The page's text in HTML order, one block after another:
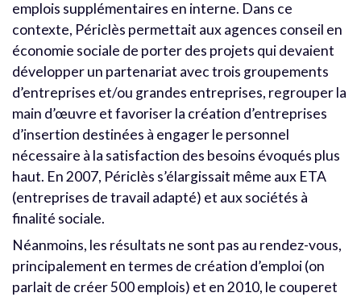
emplois supplémentaires en interne. Dans ce
contexte, Périclès permettait aux agences conseil en
économie sociale de porter des projets qui devaient
développer un partenariat avec trois groupements
d’entreprises et/ou grandes entreprises, regrouper la
main d’œuvre et favoriser la création d’entreprises
d’insertion destinées à engager le personnel
nécessaire à la satisfaction des besoins évoqués plus
haut. En 2007, Périclès s’élargissait même aux ETA
(entreprises de travail adapté) et aux sociétés à
finalité sociale.
Néanmoins, les résultats ne sont pas au rendez-vous,
principalement en termes de création d’emploi (on
parlait de créer 500 emplois) et en 2010, le couperet